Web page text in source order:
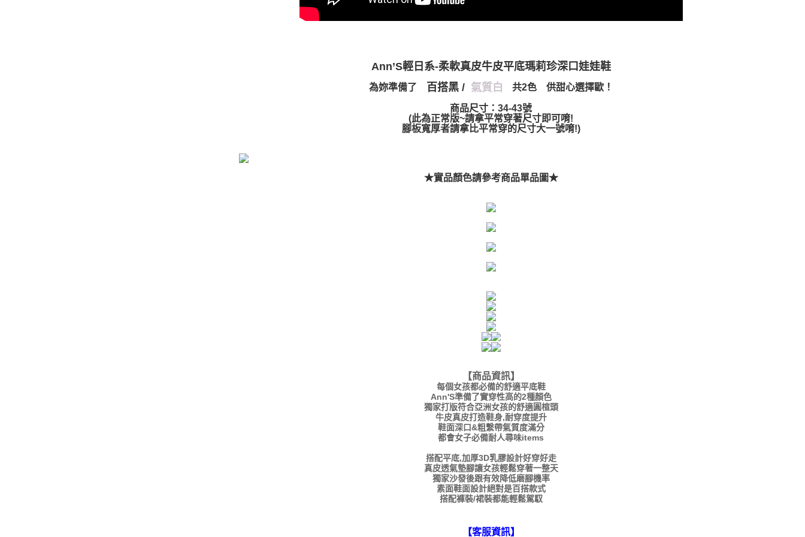
Ann’S輕日系-柔軟真皮牛皮平底瑪莉珍深口娃娃鞋
為妳準備了 百搭黑 / 氣質白 共2色 供甜心選擇歐！
商品尺寸：34-43號
(此為正常版~請拿平常穿著尺寸即可唷!
腳板寬厚者請拿比平常穿的尺寸大一號唷!)
★實品顏色請參考商品單品圖★
【商品資訊】
每個女孩都必備的舒適平底鞋
Ann'S準備了實穿性高的2種顏色
獨家打版符合亞洲女孩的舒適圓楦頭
牛皮真皮打造鞋身,耐穿度提升
鞋面深口&粗繫帶氣質度滿分
都會女子必備耐人尋味items
搭配平底,加厚3D乳膠設計好穿好走
真皮透氣墊腳讓女孩輕鬆穿著一整天
獨家沙發後跟有效降低磨腳機率
素面鞋面設計絕對是百搭款式
搭配褲裝/裙裝都能輕鬆駕馭
【客服資訊】